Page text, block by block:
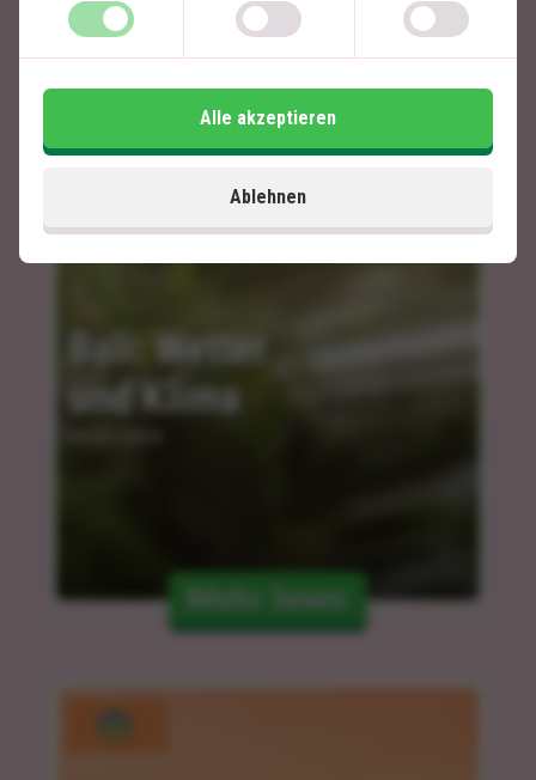
Artikel mit Bezug zu Bali
Bali: Wetter
und Klima
Mehr lesen
Ablehnen
Alle akzeptieren